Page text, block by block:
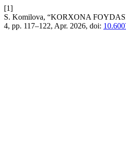
[1]
S. Komilova, “KORXONA
4, pp. 117–122, Apr. 2026, doi: